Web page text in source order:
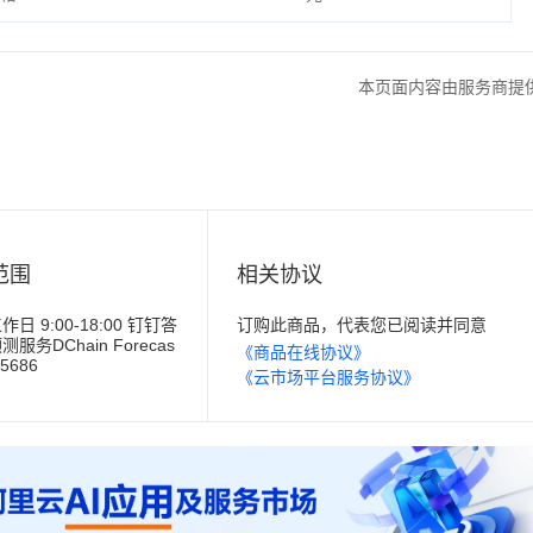
本页面内容由服务商提
围
日 9:00-18:00 钉钉答
服务DChain Forecas
相关协议
订购此商品，代表您已阅读并同意
《商品在线协议》
《云市场平台服务协议》